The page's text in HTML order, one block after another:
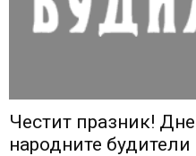
Честит празник!
народните будители